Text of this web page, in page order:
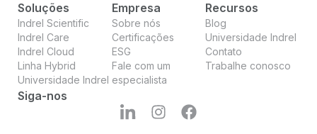
Soluções
Indrel Scientific
Indrel Care
Indrel Cloud
Linha Hybrid
Universidade Indrel
Empresa
Sobre nós
Certificações
ESG
Fale com um
especialista
Recursos
Blog
Universidade Indrel
Contato
Trabalhe conosco
Siga-nos